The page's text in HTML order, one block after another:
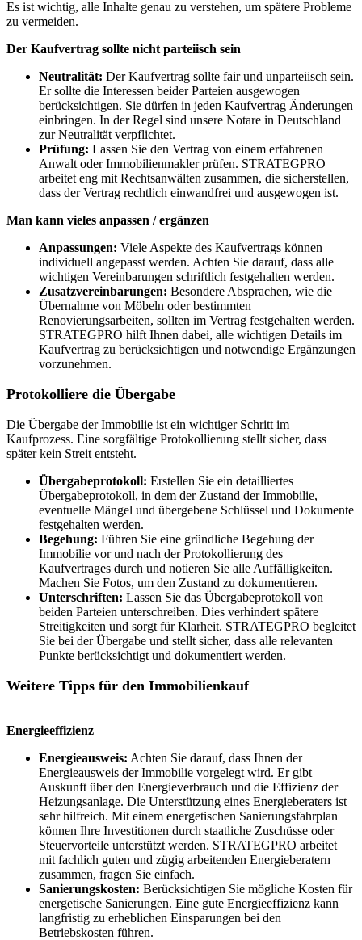
Es ist wichtig, alle Inhalte genau zu verstehen, um spätere Probleme
zu vermeiden.
Der Kaufvertrag sollte nicht parteiisch sein
Neutralität: Der Kaufvertrag sollte fair und unparteiisch sein.
Er sollte die Interessen beider Parteien ausgewogen
berücksichtigen. Sie dürfen in jeden Kaufvertrag Änderungen
einbringen. In der Regel sind unsere Notare in Deutschland
zur Neutralität verpflichtet.
Prüfung: Lassen Sie den Vertrag von einem erfahrenen
Anwalt oder Immobilienmakler prüfen. STRATEGPRO
arbeitet eng mit Rechtsanwälten zusammen, die sicherstellen,
dass der Vertrag rechtlich einwandfrei und ausgewogen ist.
Man kann vieles anpassen / ergänzen
Anpassungen: Viele Aspekte des Kaufvertrags können
individuell angepasst werden. Achten Sie darauf, dass alle
wichtigen Vereinbarungen schriftlich festgehalten werden.
Zusatzvereinbarungen: Besondere Absprachen, wie die
Übernahme von Möbeln oder bestimmten
Renovierungsarbeiten, sollten im Vertrag festgehalten werden.
STRATEGPRO hilft Ihnen dabei, alle wichtigen Details im
Kaufvertrag zu berücksichtigen und notwendige Ergänzungen
vorzunehmen.
Protokolliere die Übergabe
Die Übergabe der Immobilie ist ein wichtiger Schritt im
Kaufprozess. Eine sorgfältige Protokollierung stellt sicher, dass
später kein Streit entsteht.
Übergabeprotokoll: Erstellen Sie ein detailliertes
Übergabeprotokoll, in dem der Zustand der Immobilie,
eventuelle Mängel und übergebene Schlüssel und Dokumente
festgehalten werden.
Begehung: Führen Sie eine gründliche Begehung der
Immobilie vor und nach der Protokollierung des
Kaufvertrages durch und notieren Sie alle Auffälligkeiten.
Machen Sie Fotos, um den Zustand zu dokumentieren.
Unterschriften: Lassen Sie das Übergabeprotokoll von
beiden Parteien unterschreiben. Dies verhindert spätere
Streitigkeiten und sorgt für Klarheit. STRATEGPRO begleitet
Sie bei der Übergabe und stellt sicher, dass alle relevanten
Punkte berücksichtigt und dokumentiert werden.
Weitere Tipps für den Immobilienkauf
Energieeffizienz
Energieausweis: Achten Sie darauf, dass Ihnen der
Energieausweis der Immobilie vorgelegt wird. Er gibt
Auskunft über den Energieverbrauch und die Effizienz der
Heizungsanlage. Die Unterstützung eines Energieberaters ist
sehr hilfreich. Mit einem energetischen Sanierungsfahrplan
können Ihre Investitionen durch staatliche Zuschüsse oder
Steuervorteile unterstützt werden. STRATEGPRO arbeitet
mit fachlich guten und zügig arbeitenden Energieberatern
zusammen, fragen Sie einfach.
Sanierungskosten: Berücksichtigen Sie mögliche Kosten für
energetische Sanierungen. Eine gute Energieeffizienz kann
langfristig zu erheblichen Einsparungen bei den
Betriebskosten führen.